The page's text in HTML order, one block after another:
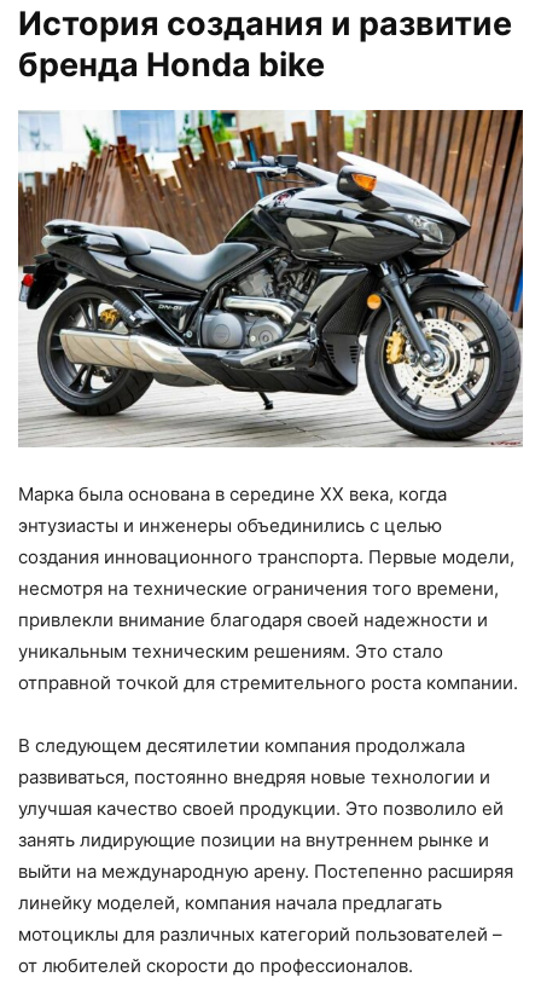
История создания и развитие
бренда Honda bike
Марка была основана в середине XX века, когда
энтузиасты и инженеры объединились с целью
создания инновационного транспорта. Первые модели,
несмотря на технические ограничения того времени,
привлекли внимание благодаря своей надежности и
уникальным техническим решениям. Это стало
отправной точкой для стремительного роста компании.
В следующем десятилетии компания продолжала
развиваться, постоянно внедряя новые технологии и
улучшая качество своей продукции. Это позволило ей
занять лидирующие позиции на внутреннем рынке и
выйти на международную арену. Постепенно расширяя
линейку моделей, компания начала предлагать
мотоциклы для различных категорий пользователей –
от любителей скорости до профессионалов.